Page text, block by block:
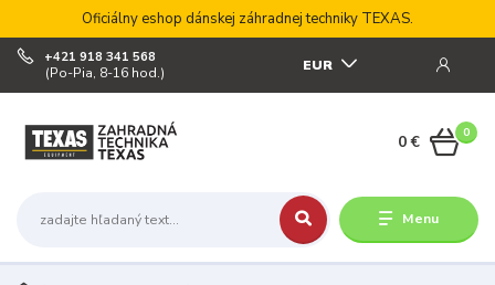
Oficiálny eshop dánskej záhradnej techniky TEXAS.
Menu
EUR
+421 918 341 568
(Po-Pia, 8-16 hod.)
0
0 €